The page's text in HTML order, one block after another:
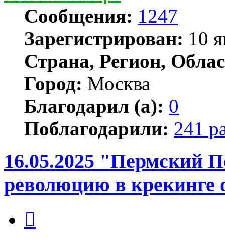
Сообщения: 1247
Зарегистрирован: 10
Страна, Регион,
Город: Москва
Благодарил (а): 0
Поблагодарили: 241
16.05.2025 "Пермский
революцию в крекинге